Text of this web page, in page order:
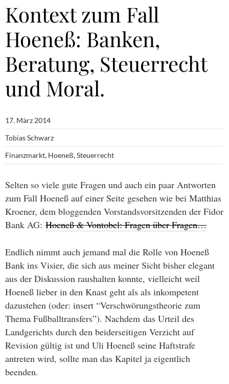
Kontext zum Fall
Hoeneß: Banken,
Beratung, Steuerrecht
und Moral.
17. März 2014
Tobias Schwarz
Finanzmarkt, Hoeneß,Steuerrecht
Selten so viele gute Fragen und auch ein paar Antworten
zum Fall Hoeneß auf einer Seite gesehen wie bei Matthias
Kroener, dem bloggenden Vorstandsvorsitzenden der Fidor
Bank AG: Hoeneß & Vontobel: Fragen über Fragen…
Endlich nimmt auch jemand mal die Rolle von Hoeneß
Bank ins Visier, die sich aus meiner Sicht bisher elegant
aus der Diskussion raushalten konnte, vielleicht weil
Hoeneß lieber in den Knast geht als als inkompetent
dazustehen (oder: insert “Verschwörungstheorie zum
Thema Fußballtransfers”). Nachdem das Urteil des
Landgerichts durch den beiderseitigen Verzicht auf
Revision gültig ist und Uli Hoeneß seine Haftstrafe
antreten wird, sollte man das Kapitel ja eigentlich
beenden.